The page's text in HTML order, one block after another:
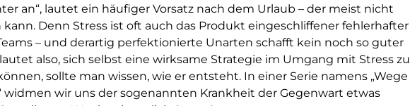
an“, lautet ein häufiger Vorsatz nach dem Urlaub – der meist nicht
Denn Stress ist oft auch das Produkt eingeschliffener fehlerhafter
– und derartig perfektionierte Unarten schafft kein noch so guter
also, sich selbst eine wirksame Strategie im Umgang mit Stress zu
sollte man wissen, wie er entsteht. In einer Serie namens „Wege
widmen wir uns der sogenannten Krankheit der Gegenwart etwas